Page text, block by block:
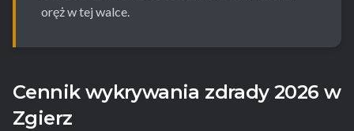
oręż w tej walce.
Cennik wykrywania zdrady 2026 w
Zgierz